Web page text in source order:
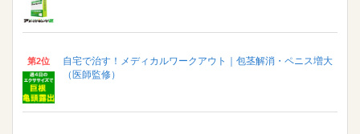
第2位
自宅で治す！メディカルワークアウト｜包茎解消・ペニス増大
（医師監修）